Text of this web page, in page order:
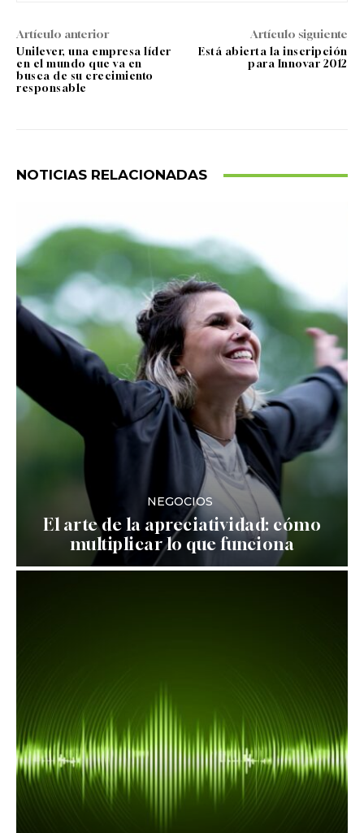
Artículo anterior
Unilever, una empresa líder
en el mundo que va en
busca de su crecimiento
responsable
Artículo siguiente
Está abierta la inscripción
para Innovar 2012
NOTICIAS RELACIONADAS
NEGOCIOS
El arte de la apreciatividad: cómo
multiplicar lo que funciona